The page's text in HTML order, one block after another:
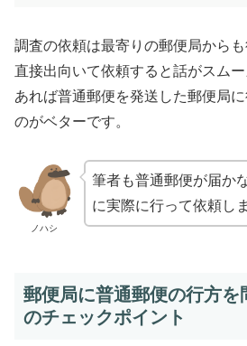
調査の依頼は最寄りの郵便局からも
直接出向いて依頼すると話がスム
あれば普通郵便を発送した郵便局
のがベターです。
ノハシ
筆者も普通郵便が届か
に実際に行って依頼し
郵便局に普通郵便の行方を
のチェックポイント